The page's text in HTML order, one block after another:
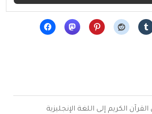
الكريم إلى اللغة الإنجليزية